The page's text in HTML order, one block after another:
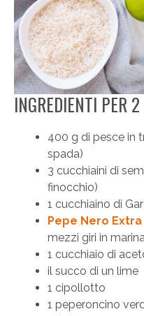
INGREDIENTI PER
400 g di pesce in
spada)
3 cucchiaini di
finocchio)
1 cucchiaino di
Pepe Nero
mezzi giri in
1 cucchiaio di
il succo di un lime
1 cipollotto
1 peperoncino